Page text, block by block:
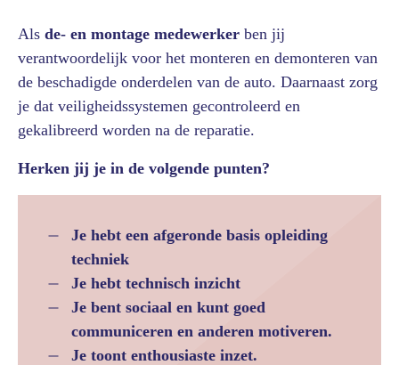
Als de- en montage medewerker ben jij
verantwoordelijk voor het monteren en demonteren van
de beschadigde onderdelen van de auto. Daarnaast zorg
je dat veiligheidssystemen gecontroleerd en
gekalibreerd worden na de reparatie.
Herken jij je in de volgende punten?
Je hebt een afgeronde basis opleiding
techniek
Je hebt technisch inzicht
Je bent sociaal en kunt goed
communiceren en anderen motiveren.
Je toont enthousiaste inzet.